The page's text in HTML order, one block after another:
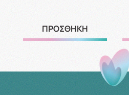
ΠΡΟΣΘΗΚΗ